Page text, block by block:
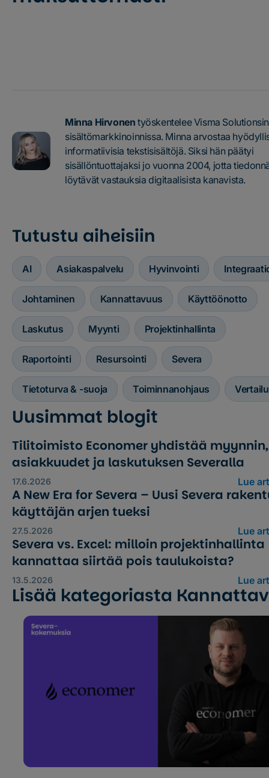
Minna Hirvonen työskentelee Visma Solutionsin
sisältömarkkinoinnissa. Minna arvostaa
informatiivisia tekstisisältöjä. Siksi hän päätyi
sisällöntuottajaksi jo vuonna 2004, jotta
löytävät vastauksia digitaalisista kanavista.
Tutustu aiheisiin
AI Asiakaspalvelu Hyvinvointi
Johtaminen Kannattavuus Käyttöönotto
Laskutus Myynti Projektinhallinta
Raportointi Resursointi Severa
Tietoturva & -suoja Toiminnanohjaus
Uusimmat blogit
Tilitoimisto Economer yhdistää myynnin,
asiakkuudet ja laskutuksen Severalla
17.6.2026 Lue
A New Era for Severa – Uusi Severa
käyttäjän arjen tueksi
27.5.2026 Lue
Severa vs. Excel: milloin projektinhallinta
kannattaa siirtää pois taulukoista?
13.5.2026 Lue
Lisää kategoriasta